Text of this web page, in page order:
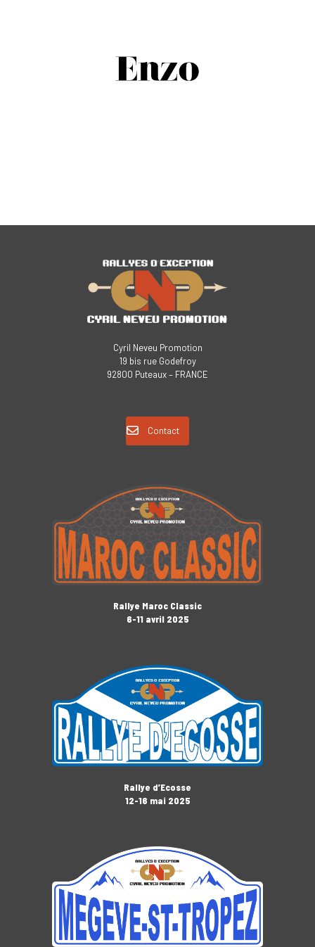
Cyril Neveu Promotion
19 bis rue Godefroy
92800 Puteaux – FRANCE
Contact
Rallye Maroc Classic
6-11 avril 2025
Rallye d’Ecosse
12-16 mai 2025